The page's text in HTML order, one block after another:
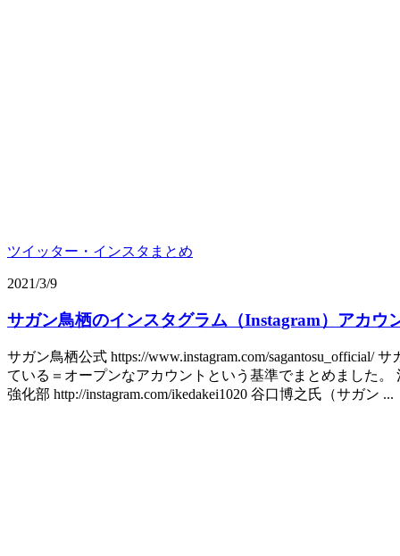
ツイッター・インスタまとめ
2021/3/9
サガン鳥栖のインスタグラム（Instagram）アカウ
サガン鳥栖公式 https://www.instagram.com/
ている＝オープンなアカウントという基準でまとめました
強化部 http://instagram.com/ikedakei1020 谷口博之氏（サガン ...